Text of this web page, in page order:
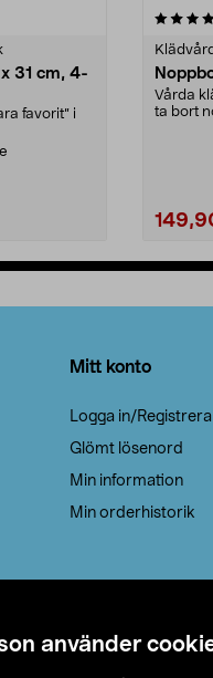
använder
31 cm, 4-
favorit” i
Klädvård
Vårda
ta bort
Mitt konto
Logga in/Registrera
Glömt lösenord
Min information
Min orderhistorik